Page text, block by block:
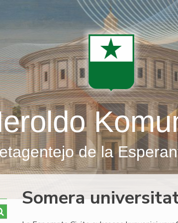
de la
Somera